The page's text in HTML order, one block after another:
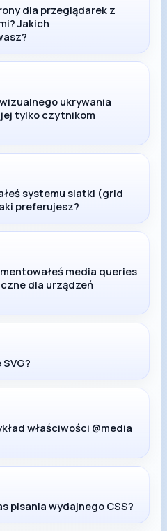
dla przeglądarek z
Jakich
ukrywania
tylko czytnikom
systemu siatki (grid
preferujesz?
media queries
dla urządzeń
właściwości @media
pisania wydajnego CSS?